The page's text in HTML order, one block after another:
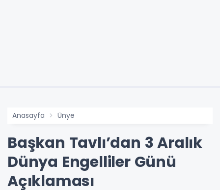
Anasayfa Ünye
Başkan Tavlı’dan 3 Aralık
Dünya Engelliler Günü
Açıklaması